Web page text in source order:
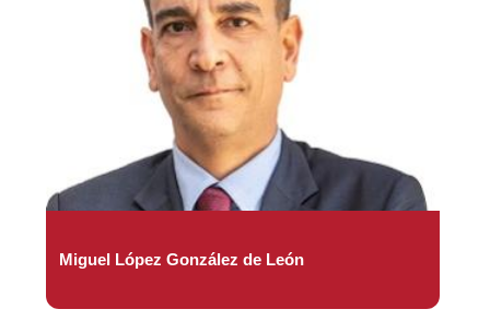
Miguel López González de León